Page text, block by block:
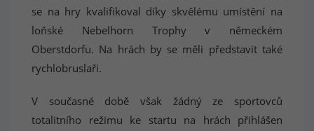
se na hry kvalifikoval díky skvělému umístění na
loňské Nebelhorn Trophy v německém
Oberstdorfu. Na hrách by se měli představit také
rychlobruslaři.
V současné době však žádný ze sportovců
totalitního režimu ke startu na hrách přihlášen